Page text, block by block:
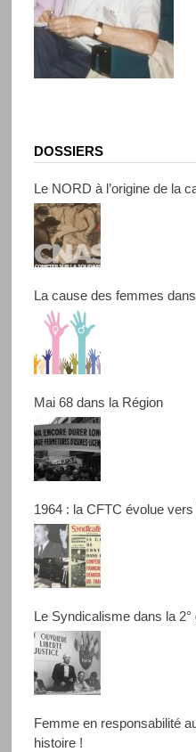
DOSSIERS
Le NORD à l’origine de la
La cause des femmes
Mai 68 dans la Région
1964 : la CFTC évolue
Le Syndicalisme dans la
Femme en responsabilité
histoire !